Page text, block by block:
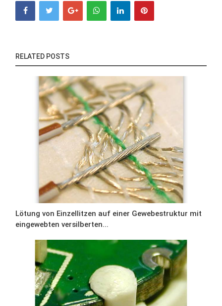
RELATED POSTS
Lötung von Einzellitzen auf einer Gewebestruktur mit
eingewebten versilberten...